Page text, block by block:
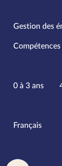
Gestion des
0 à 3 ans
Français